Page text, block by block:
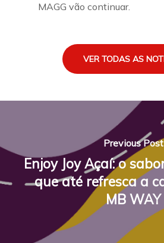
MAGG vão continuar.
VER TODAS AS
Previous Post
Enjoy Joy Açaí: o
que até refresca a
MB WAY